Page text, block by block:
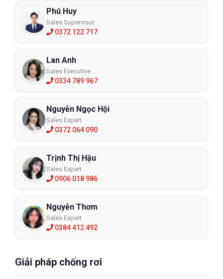
Phú Huy
Sales Supervisor
0372 122 717
Lan Anh
Sales Executive
0334 789 967
Nguyễn Ngọc Hội
Sales Expert
0372 064 090
Trịnh Thị Hậu
Sales Expert
0906 018 986
Nguyễn Thơm
Sales Expert
0384 412 492
Giải pháp chống rơi